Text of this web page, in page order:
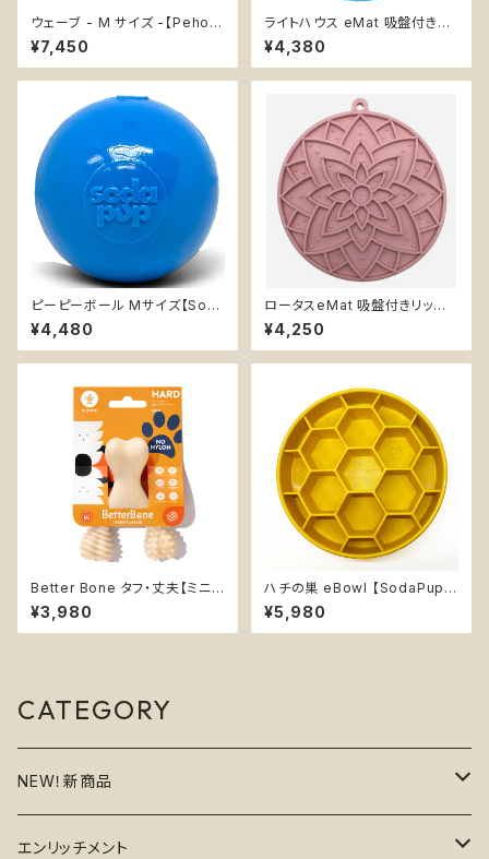
ウェーブ - M サイズ -【Peho
m】フードボウル セラミック ノン
スリップ エンリッチメント 犬 知
育 スローフィーダー 早食い防
¥7,450
ライトハウス eMat 吸盤付きリ
ックマット【SodaPup】難易度★
★ 早食い防止皿 スローフィー
ダー 知育 エンリッチメント スト
¥4,380
ピーピーボール Mサイズ【Sod
aPup】丈夫 鳴る 埋め込まれた
スクィーカー カミカミ 浮く 持っ
てこい
¥4,480
ロータスeMat 吸盤付きリック
マット【SodaPup】難易度★ 早
食い防止皿 スローフィーダー
知育 エンリッチメント ストレス
¥4,250
Better Bone タフ・丈夫【ミニ】
無添加 天然素材 フードグレー
ド 安心 安全 チュートイ 優しい
噛むおもちゃ 小型犬
¥3,980
ハチの巣 eBowl 【SodaPup】
早食い防止皿 スローフィーダー
知育 エンリッチメント フードボ
ウル ソダパップ ハニコーム Ho
¥5,980
CATEGORY
NEW！新商品
6月の新商品
エンリッチメント